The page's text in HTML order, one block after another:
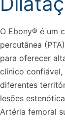
O Ebony® é um
percutânea
para oferecer
clínico
diferentes
lesões
Artéria femoral